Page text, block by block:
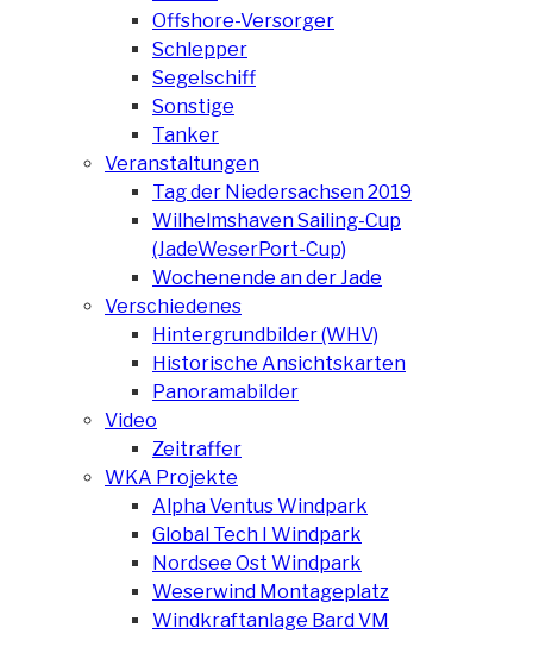
Offshore-Versorger
Schlepper
Segelschiff
Sonstige
Tanker
Veranstaltungen
Tag der Niedersachsen 2019
Wilhelmshaven Sailing-Cup
(JadeWeserPort-Cup)
Wochenende an der Jade
Verschiedenes
Hintergrundbilder (WHV)
Historische Ansichtskarten
Panoramabilder
Video
Zeitraffer
WKA Projekte
Alpha Ventus Windpark
Global Tech I Windpark
Nordsee Ost Windpark
Weserwind Montageplatz
Windkraftanlage Bard VM